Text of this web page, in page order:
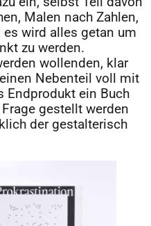
Malen nach Zahlen,
wird alles getan um
zu werden.
wollenden, klar
Nebenteil voll mit
Endprodukt ein Buch
gestellt werden
der gestalterisch